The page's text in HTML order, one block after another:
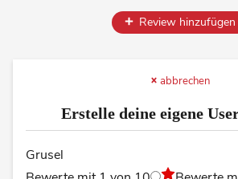
Review hinzufügen
abbrechen
Erstelle deine eigene
Grusel